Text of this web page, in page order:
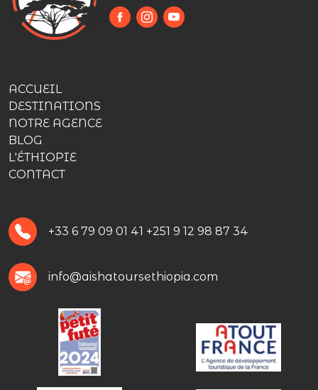
ACCUEIL
DESTINATIONS
NOTRE AGENCE
BLOG
L'ÉTHIOPIE
CONTACT
+33 6 79 09 01 41 +251 9 12 98 87 34
info@aishatoursethiopia.com